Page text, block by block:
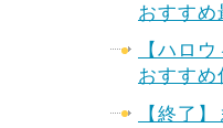
おすすめ
【ハロ
おすすめ
【終了